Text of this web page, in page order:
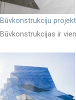
Būvkonstrukciju
Būvkonstrukcijas ir